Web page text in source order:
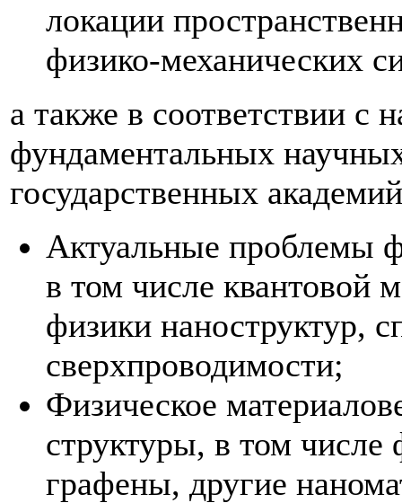
локации
физико-механических
а также в соответствии
фундаментальных
государственных
Актуальные проблемы
в том числе квантовой
физики наноструктур,
сверхпроводимости;
Физическое
структуры, в том
графены, другие